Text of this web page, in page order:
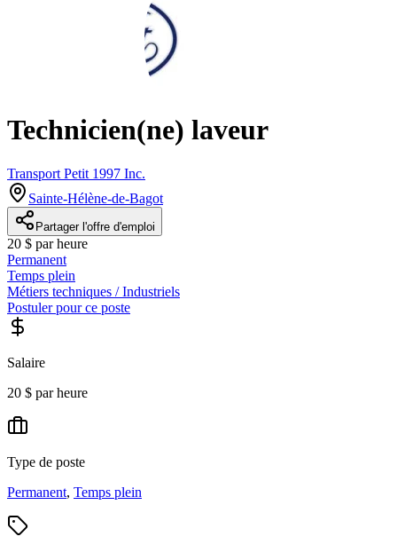
Technicien(ne) laveur
Transport Petit 1997 Inc.
Sainte-Hélène-de-Bagot
Partager l'offre d'emploi
20 $ par heure
Permanent
Temps plein
Métiers techniques / Industriels
Postuler pour ce poste
Salaire
20 $ par heure
Type de poste
Permanent, Temps plein